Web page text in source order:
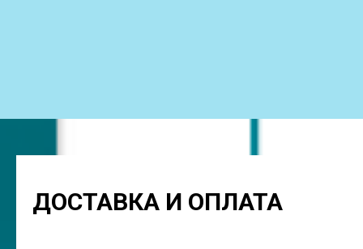
ДОСТАВКА И ОПЛАТА